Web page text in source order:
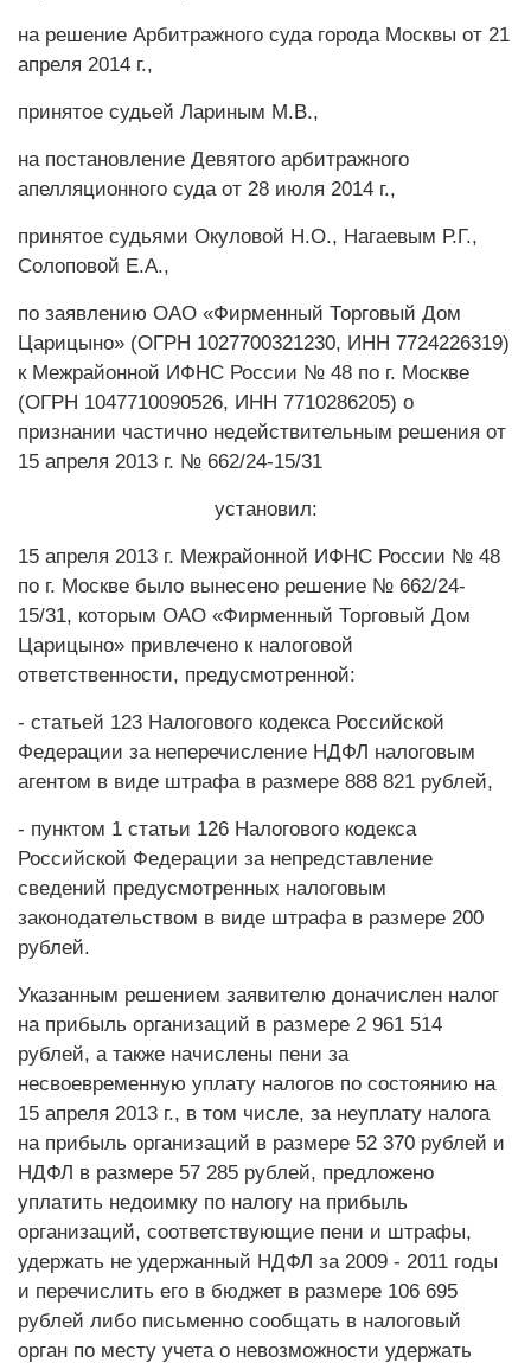
на решение Арбитражного суда города Москвы от 21
апреля 2014 г.,
принятое судьей Лариным М.В.,
на постановление Девятого арбитражного
апелляционного суда от 28 июля 2014 г.,
принятое судьями Окуловой Н.О., Нагаевым Р.Г.,
Солоповой Е.А.,
по заявлению ОАО «Фирменный Торговый Дом
Царицыно» (ОГРН 1027700321230, ИНН 7724226319)
к Межрайонной ИФНС России № 48 по г. Москве
(ОГРН 1047710090526, ИНН 7710286205) о
признании частично недействительным решения от
15 апреля 2013 г. № 662/24-15/31
установил:
15 апреля 2013 г. Межрайонной ИФНС России № 48
по г. Москве было вынесено решение № 662/24-
15/31, которым ОАО «Фирменный Торговый Дом
Царицыно» привлечено к налоговой
ответственности, предусмотренной:
- статьей 123 Налогового кодекса Российской
Федерации за неперечисление НДФЛ налоговым
агентом в виде штрафа в размере 888 821 рублей,
- пунктом 1 статьи 126 Налогового кодекса
Российской Федерации за непредставление
сведений предусмотренных налоговым
законодательством в виде штрафа в размере 200
рублей.
Указанным решением заявителю доначислен налог
на прибыль организаций в размере 2 961 514
рублей, а также начислены пени за
несвоевременную уплату налогов по состоянию на
15 апреля 2013 г., в том числе, за неуплату налога
на прибыль организаций в размере 52 370 рублей и
НДФЛ в размере 57 285 рублей, предложено
уплатить недоимку по налогу на прибыль
организаций, соответствующие пени и штрафы,
удержать не удержанный НДФЛ за 2009 - 2011 годы
и перечислить его в бюджет в размере 106 695
рублей либо письменно сообщать в налоговый
орган по месту учета о невозможности удержать